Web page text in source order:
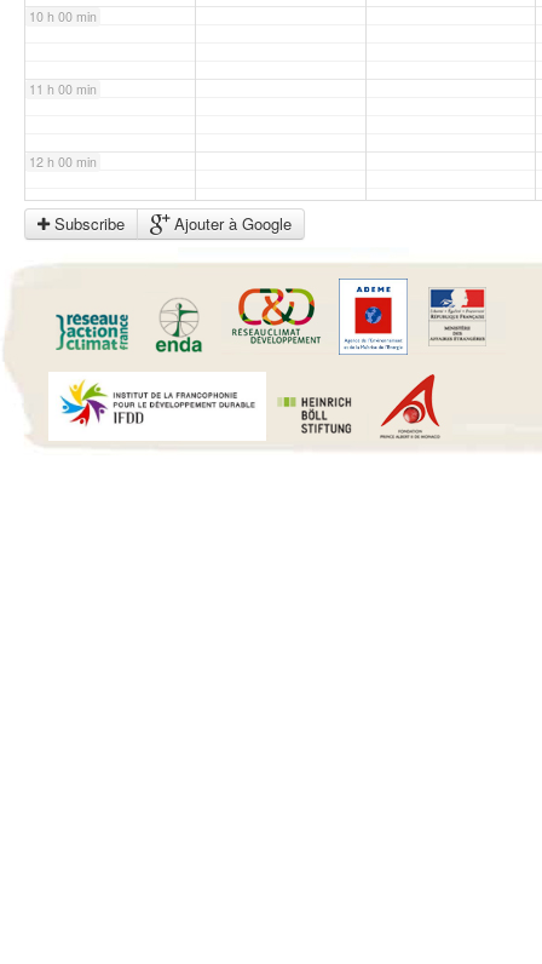
10 h 00 min
11 h 00 min
12 h 00 min
13 h 00 min
15 h 00 min
16 h 00 min
Subscribe Ajouter à Google